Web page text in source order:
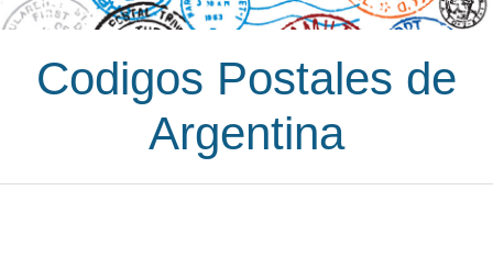
Codigos Postales de
Argentina